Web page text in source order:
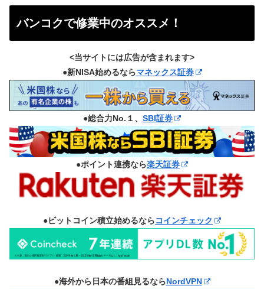
バンコクで修業中のオススメ！
<当サイトには広告が含まれます>
●新NISA始めるならマネックス証券
●総合力No.１、 SBI証券
●ポイント連携なら楽天証券
●ビットコイン積立始めるならコインチェック
●海外から日本の番組見るならNordVPN